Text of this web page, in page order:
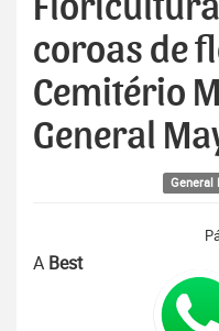
coroas de
Cemitério
General
General
A Best